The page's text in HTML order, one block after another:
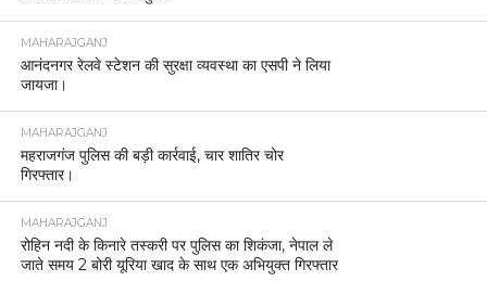
MAHARAJGANJ
आनंदनगर रेलवे स्टेशन की सुरक्षा व्यवस्था का एसपी ने लिया
जायजा।
MAHARAJGANJ
महराजगंज पुलिस की बड़ी कार्रवाई, चार शातिर चोर
गिरफ्तार।
MAHARAJGANJ
रोहिन नदी के किनारे तस्करी पर पुलिस का शिकंजा, नेपाल ले
जाते समय 2 बोरी यूरिया खाद के साथ एक अभियुक्त गिरफ्तार